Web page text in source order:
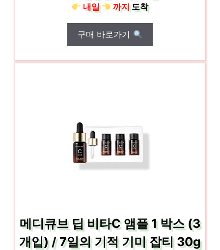
내일
까지도착
구매 바로가기
메디큐브 딥 비타C 앰플 1 박스 (3
개입) / 7일의 기적 기미 잡티 30g